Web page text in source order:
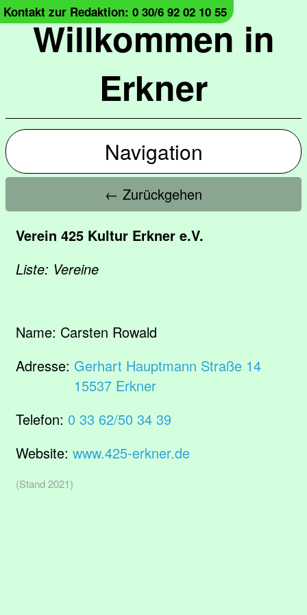
Willkommen in
Erkner
Kontakt zur Redaktion: 0 30/6 92 02 10 55
Navigation
← Zurückgehen
Verein 425 Kultur Erkner e.V.
Liste: Vereine
Name: Carsten Rowald
Adresse: Gerhart Hauptmann Straße 14
15537 Erkner
Telefon: 0 33 62/50 34 39
Website: www.425-erkner.de
(Stand 2021)